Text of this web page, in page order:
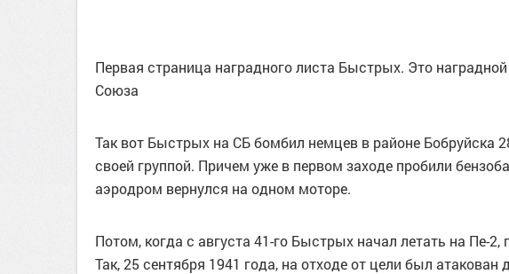
Первая страница наградного листа Быстрых. Это
Союза
Так вот Быстрых на СБ бомбил немцев в районе Бобруйска
своей группой. Причем уже в первом заходе пробили
аэродром вернулся на одном моторе.
Потом, когда с августа 41-го Быстрых начал летать на Пе-
Так, 25 сентября 1941 года, на отходе от цели был